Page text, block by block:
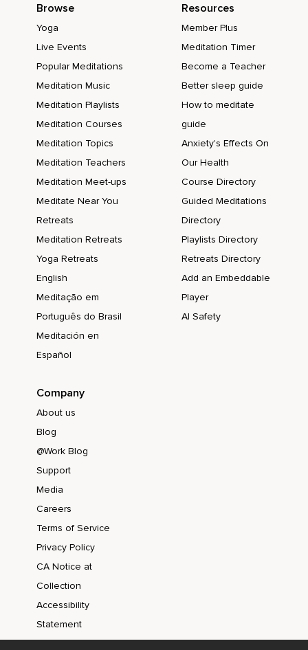
Nun bleibe noch für einen Moment hier,
Meditation,
Atme tief ein und aus.
Spüre die Unterlage auf der du sitzt,
Du wirst immer wacher und klarer.
Bewege deinen gesamten Oberkörper,
Du kannst dich strecken und genüsslich gähnen,
Öffne deine Augen und du bist wieder ganz klar und frisch
zurück.
Du fühlst dich voller Energie,
Wenn du den Mond am Himmel leuchten siehst,
Erinnere dich an dein Licht,
Den du tief in dir trägst.
Schön,
Dass es dich gibt,
Deine Annika
Browse
Yoga
Live Events
Popular Meditations
Meditation Music
Meditation Playlists
Meditation Courses
Meditation Topics
Meditation Teachers
Meditation Meet-ups
Meditate Near You
Retreats
Meditation Retreats
Yoga Retreats
English
Meditação em
Português do Brasil
Meditación en
Español
Resources
Member Plus
Meditation Timer
Become a Teacher
Better sleep guide
How to meditate
guide
Anxiety's Effects On
Our Health
Course Directory
Guided Meditations
Directory
Playlists Directory
Retreats Directory
Add an Embeddable
Player
AI Safety
Company
About us
Blog
@Work Blog
Support
Media
Careers
Terms of Service
Privacy Policy
CA Notice at
Collection
Accessibility
Statement